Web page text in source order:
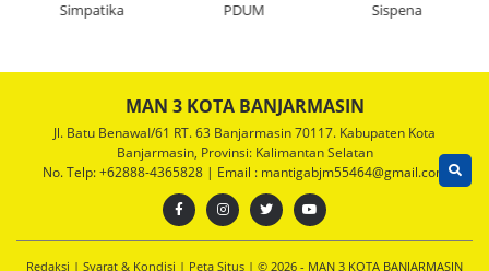
Simpatika PDUM Sispena
MAN 3 KOTA BANJARMASIN
Jl. Batu BenawaI/61 RT. 63 Banjarmasin 70117. Kabupaten Kota
Banjarmasin, Provinsi: Kalimantan Selatan
No. Telp: +62888-4365828 | Email : mantigabjm55464@gmail.com
Redaksi | Syarat & Kondisi | Peta Situs | © 2026 - MAN 3 KOTA BANJARMASIN